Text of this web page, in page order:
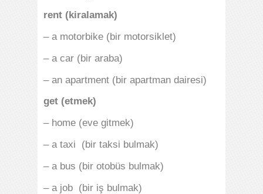
rent (kiralamak)
– a motorbike (bir motorsiklet)
– a car (bir araba)
– an apartment (bir apartman dairesi)
get (etmek)
– home (eve gitmek)
– a taxi (bir taksi bulmak)
– a bus (bir otobüs bulmak)
– a job (bir iş bulmak)